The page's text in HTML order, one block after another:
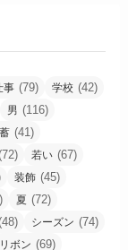
事 (79) 学校 (42)
男 (116)
(41)
若い (67)
装飾 (45)
夏 (72)
シーズン (74)
リボン (69)